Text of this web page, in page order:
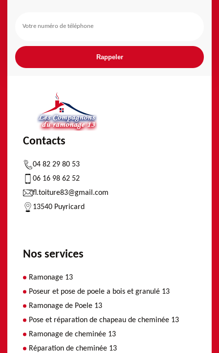
Contacts
04 82 29 80 53
06 16 98 62 52
fl.toiture83@gmail.com
13540 Puyricard
Nos services
Ramonage 13
Poseur et pose de poele a bois et granulé 13
Ramonage de Poele 13
Pose et réparation de chapeau de cheminée 13
Ramonage de cheminée 13
Réparation de cheminée 13